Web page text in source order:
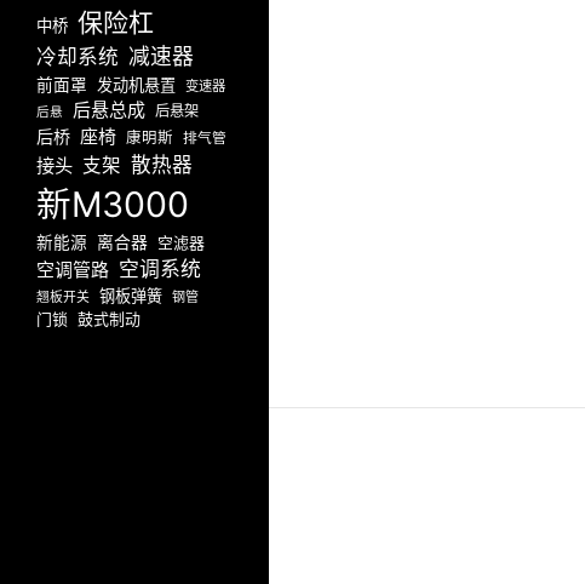
中桥 保险杠
冷却系统 减速器
前面罩 发动机悬置 变速器
后悬 后悬总成 后悬架
后桥 座椅 康明斯 排气管
接头 支架 散热器
新M3000
新能源 离合器 空滤器
空调管路 空调系统
翘板开关 钢板弹簧 钢管
门锁 鼓式制动